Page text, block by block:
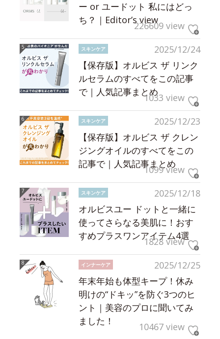
ー or ユードット 私にはどっ
ち？｜Editor’s view226609 view
2025/12/24
スキンケア
【保存版】オルビス ザ リンク
ルセラムのすべてをこの記事
で｜人気記事まとめ1033 view
2025/12/23
スキンケア
【保存版】オルビス ザ クレン
ジングオイルのすべてをこの
記事で｜人気記事まとめ
1099 view
2025/12/18
スキンケア
オルビスユー ドットと一緒に
使ってさらなる美肌に！おす
すめプラスワンアイテム4選
1828 view
2025/12/25
インナーケア
年末年始も体型キープ！休み
明けの“ドキッ”を防ぐ3つのヒ
ント｜美容のプロに聞いてみ
ました！
10467 view